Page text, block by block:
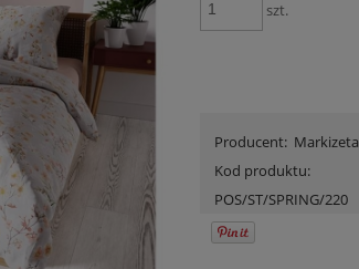
szt.
Producent: Markizeta
Kod produktu:
POS/ST/SPRING/220